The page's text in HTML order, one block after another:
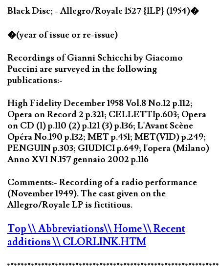
Black Disc; - Allegro/Royale 1527 {1LP} (1954)�
�(year of issue or re-issue)
Recordings of Gianni Schicchi by Giacomo
Puccini are surveyed in the following
publications:-
High Fidelity December 1958 Vol.8 No.12 p.112;
Opera on Record 2 p.321; CELLETTIp.603; Opera
on CD (1) p.110 (2) p.121 (3) p.136; L'Avant Scène
Opéra No.190 p.132; MET p.451; MET(VID) p.249;
PENGUIN p.303; GIUDICI p.649; l'opera (Milano)
Anno XVI N.157 gennaio 2002 p.116
Comments:- Recording of a radio performance
(November 1949). The cast given on the
Allegro/Royale LP is fictitious.
Top\\ Abbreviations\\ Home\\ Recent
additions\\ CLORLINK.HTM